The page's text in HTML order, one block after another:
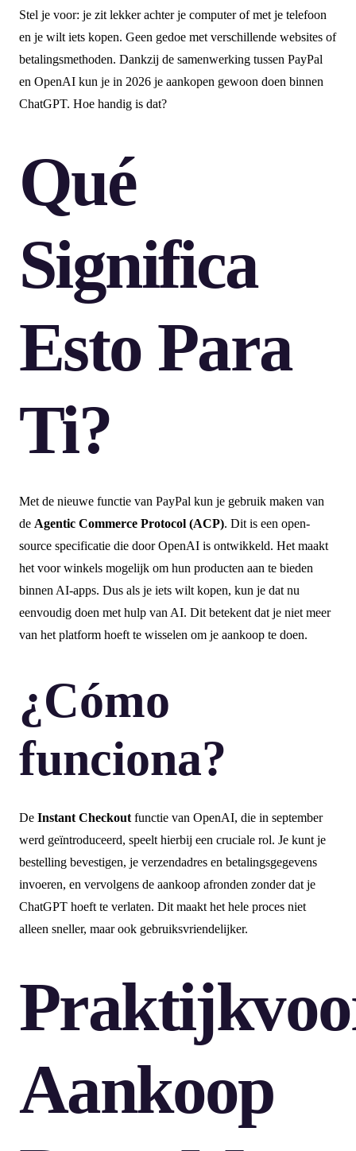
Stel je voor: je zit lekker achter je computer of met je telefoon
en je wilt iets kopen. Geen gedoe met verschillende websites of
betalingsmethoden. Dankzij de samenwerking tussen PayPal
en OpenAI kun je in 2026 je aankopen gewoon doen binnen
ChatGPT. Hoe handig is dat?
Qué
Significa
Esto Para
Ti?
Met de nieuwe functie van PayPal kun je gebruik maken van
de Agentic Commerce Protocol (ACP). Dit is een open-
source specificatie die door OpenAI is ontwikkeld. Het maakt
het voor winkels mogelijk om hun producten aan te bieden
binnen AI-apps. Dus als je iets wilt kopen, kun je dat nu
eenvoudig doen met hulp van AI. Dit betekent dat je niet meer
van het platform hoeft te wisselen om je aankoop te doen.
¿Cómo
funciona?
De Instant Checkout functie van OpenAI, die in september
werd geïntroduceerd, speelt hierbij een cruciale rol. Je kunt je
bestelling bevestigen, je verzendadres en betalingsgegevens
invoeren, en vervolgens de aankoop afronden zonder dat je
ChatGPT hoeft te verlaten. Dit maakt het hele proces niet
alleen sneller, maar ook gebruiksvriendelijker.
Aankoop